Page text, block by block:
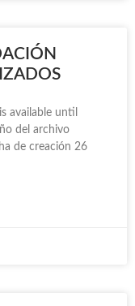
available until
del archivo
de creación 26